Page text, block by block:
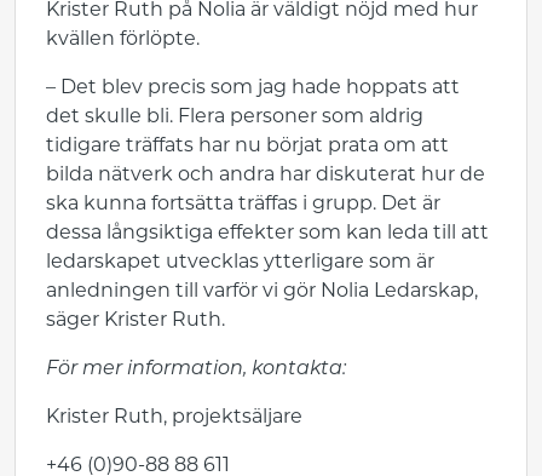
Krister Ruth på Nolia är väldigt nöjd med hur
kvällen förlöpte.
– Det blev precis som jag hade hoppats att
det skulle bli. Flera personer som aldrig
tidigare träffats har nu börjat prata om att
bilda nätverk och andra har diskuterat hur de
ska kunna fortsätta träffas i grupp. Det är
dessa långsiktiga effekter som kan leda till att
ledarskapet utvecklas ytterligare som är
anledningen till varför vi gör Nolia Ledarskap,
säger Krister Ruth.
För mer information, kontakta:
Krister Ruth, projektsäljare
+46 (0)90-88 88 611